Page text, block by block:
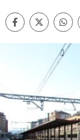
Facebook
Twitter
Comentarios